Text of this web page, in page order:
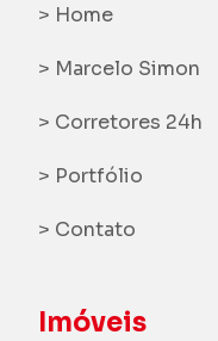
> Home
> Marcelo Simon
> Corretores 24h
> Portfólio
> Contato
Imóveis